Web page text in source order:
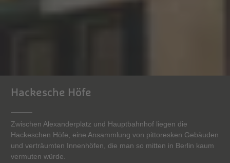
Hackesche Höfe
Zwischen Alexanderplatz und Hauptbahnhof liegen die
Hackeschen Höfe, eine Ansammlung von pittoresken Gebäuden
und verträumten Innenhöfen, die man so mitten in Berlin kaum
vermuten würde.